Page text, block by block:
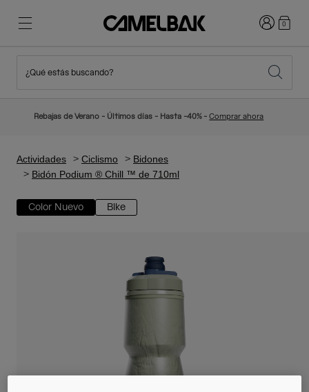
Novedades
Mochilas Hidratación
Senderismo
Adiós a los desechables
Iniciar0
¿Qué estás buscando?
Rebajas de Verano - Últimos días - Hasta -40% -Comprar ahora
Actividades Ciclismo
Bidones
Bidón Podium ® Chill ™ de 710ml
Color Nuevo Bike